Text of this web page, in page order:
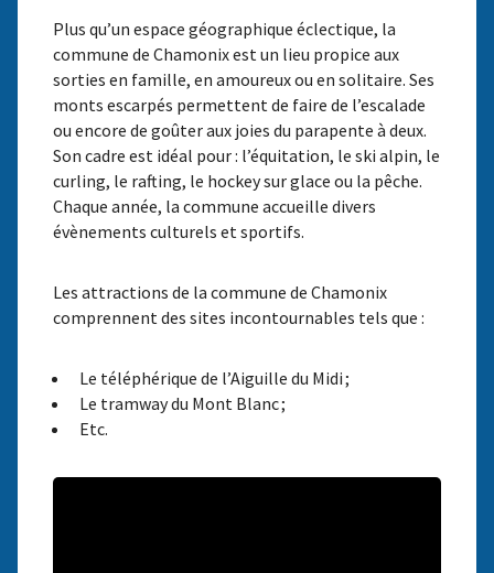
Plus qu’un espace géographique éclectique, la
commune de Chamonix est un lieu propice aux
sorties en famille, en amoureux ou en solitaire. Ses
monts escarpés permettent de faire de l’escalade
ou encore de goûter aux joies du parapente à deux.
Son cadre est idéal pour : l’équitation, le ski alpin, le
curling, le rafting, le hockey sur glace ou la pêche.
Chaque année, la commune accueille divers
évènements culturels et sportifs.
Les attractions de la commune de Chamonix
comprennent des sites incontournables tels que :
Le téléphérique de l’Aiguille du Midi ;
Le tramway du Mont Blanc ;
Etc.